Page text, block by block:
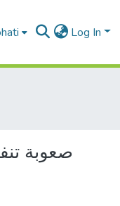
Log In
صعوبة